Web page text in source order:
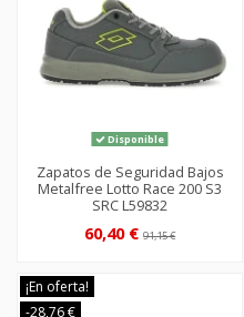
Disponible
Zapatos de Seguridad Bajos
Metalfree Lotto Race 200 S3
SRC L59832
60,40 €91,15 €
¡En oferta!
-28,76 €